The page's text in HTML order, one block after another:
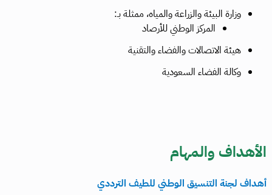
وزارة البيئة والزراعة والمياه، ممثلة بـ:
المركز الوطني للأرصاد
هيئة الاتصالات والفضاء والتقنية
وكالة الفضاء السعودية
الأهداف والمهام
أهداف لجنة التنسيق الوطني للطيف الترددي